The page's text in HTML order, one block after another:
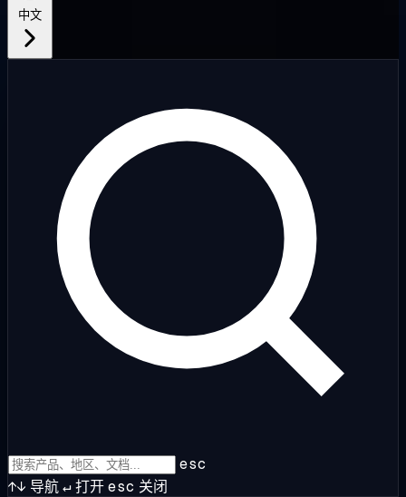
中文
esc
↑↓ 导航↵打开esc 关闭